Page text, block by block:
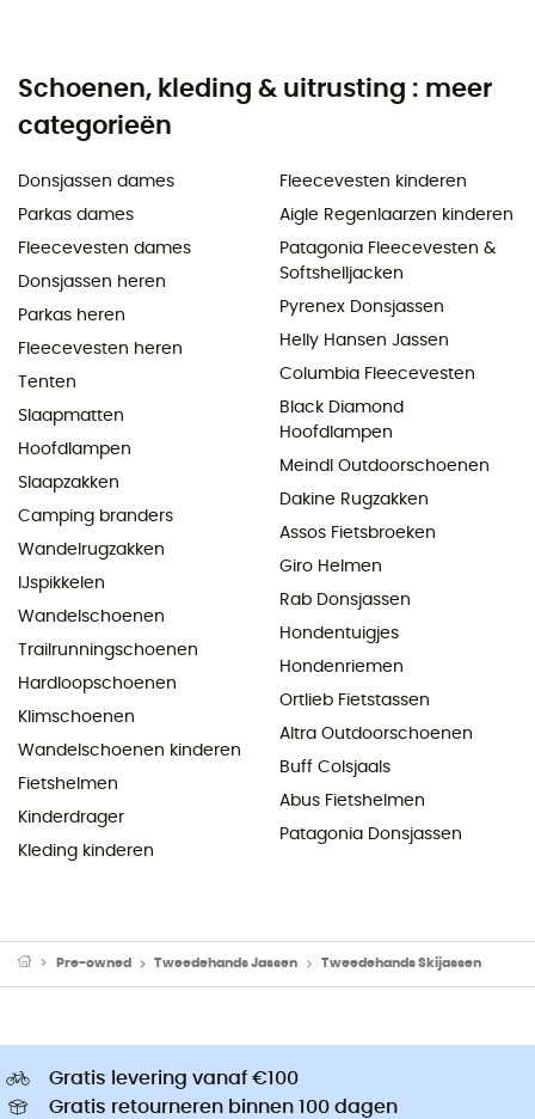
Schoenen, kleding & uitrusting : meer
categorieën
Donsjassen dames
Parkas dames
Fleecevesten dames
Donsjassen heren
Parkas heren
Fleecevesten heren
Tenten
Slaapmatten
Hoofdlampen
Slaapzakken
Camping branders
Wandelrugzakken
IJspikkelen
Wandelschoenen
Trailrunningschoenen
Hardloopschoenen
Klimschoenen
Wandelschoenen kinderen
Fietshelmen
Kinderdrager
Kleding kinderen
Fleecevesten kinderen
Aigle Regenlaarzen kinderen
Patagonia Fleecevesten &
Softshelljacken
Pyrenex Donsjassen
Helly Hansen Jassen
Columbia Fleecevesten
Black Diamond
Hoofdlampen
Meindl Outdoorschoenen
Dakine Rugzakken
Assos Fietsbroeken
Giro Helmen
Rab Donsjassen
Hondentuigjes
Hondenriemen
Ortlieb Fietstassen
Altra Outdoorschoenen
Buff Colsjaals
Abus Fietshelmen
Patagonia Donsjassen
Pre-owned Tweedehands Jassen Tweedehands Skijassen
Gratis levering vanaf €100
Gratis retourneren binnen 100 dagen